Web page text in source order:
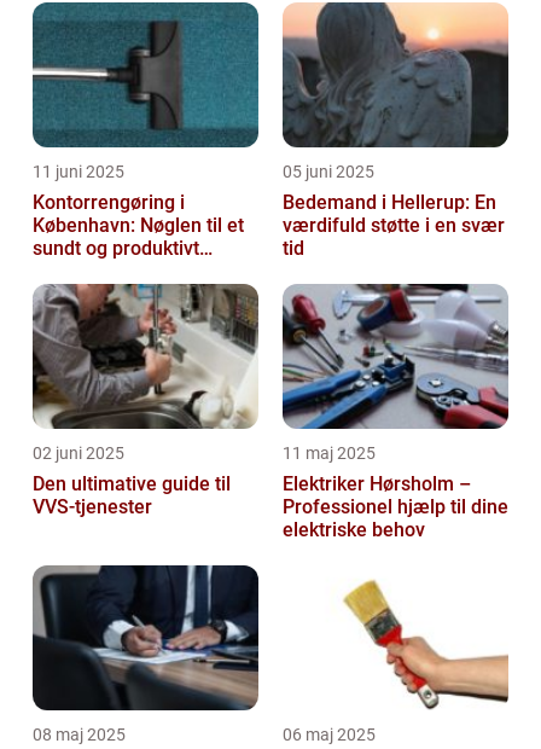
11 juni 2025
Kontorrengøring i
København: Nøglen til et
sundt og produktivt
05 juni 2025
Bedemand i Hellerup: En
værdifuld støtte i en svær
tid
02 juni 2025
Den ultimative guide til
VVS-tjenester
11 maj 2025
Elektriker Hørsholm –
Professionel hjælp til dine
elektriske behov
08 maj 2025 06 maj 2025